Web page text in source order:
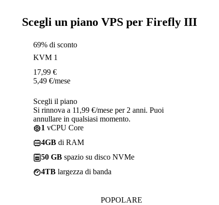
Scegli un piano VPS per Firefly III
69% di sconto
KVM 1
17,99 €
5,49 €/mese
Scegli il piano
Si rinnova a 11,99 €/mese per 2 anni. Puoi
annullare in qualsiasi momento.
1 vCPU Core
4GB di RAM
50 GB spazio su disco NVMe
4TB largezza di banda
POPOLARE